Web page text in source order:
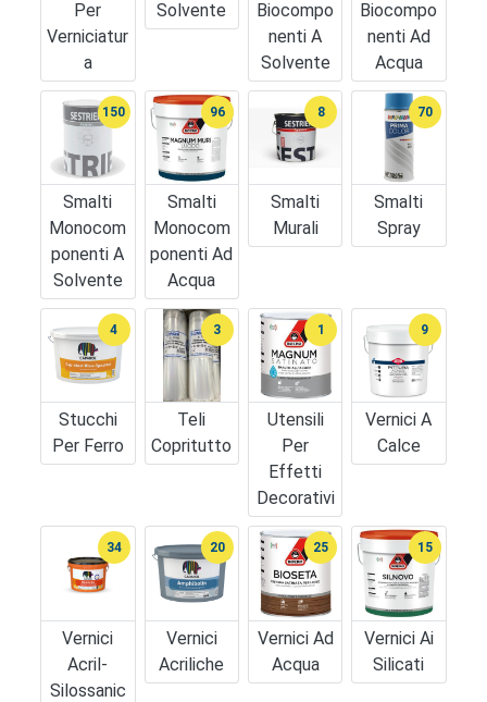
Per
Verniciatur
A
Solvente
Biocompo
Nenti A
Solvente
Biocompo
Nenti Ad
Acqua
Smalti
Monocom
Ponenti A
Solvente
150
Smalti
Monocom
Ponenti Ad
Acqua
96
Smalti
Murali
8
Smalti
Spray
70
Stucchi
Per Ferro
4
Teli
Copritutto
3
Utensili
Per
Effetti
Decorativi
1
Vernici A
Calce
9
Vernici
Acril-
Silossanic
34
Vernici
Acriliche
20
Vernici Ad
Acqua
25
Vernici Ai
Silicati
15